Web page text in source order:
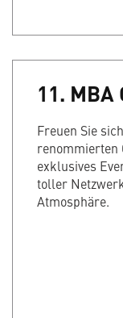
11. MBA
Freuen Sie
renommierten
exklusives
toller
Atmosphäre.